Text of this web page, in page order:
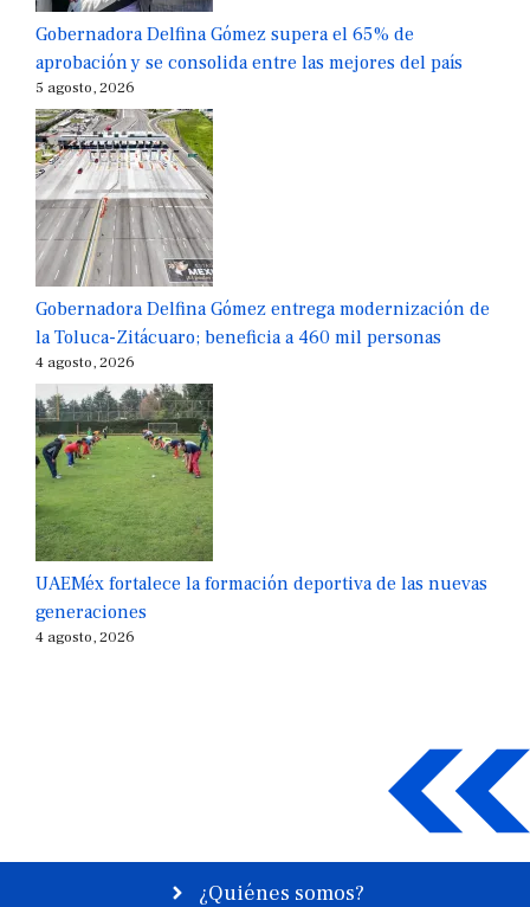
Gobernadora Delfina Gómez supera el 65% de
aprobación y se consolida entre las mejores del país
5 agosto, 2026
Gobernadora Delfina Gómez entrega modernización de
la Toluca-Zitácuaro; beneficia a 460 mil personas
4 agosto, 2026
UAEMéx fortalece la formación deportiva de las nuevas
generaciones
4 agosto, 2026
¿Quiénes somos?